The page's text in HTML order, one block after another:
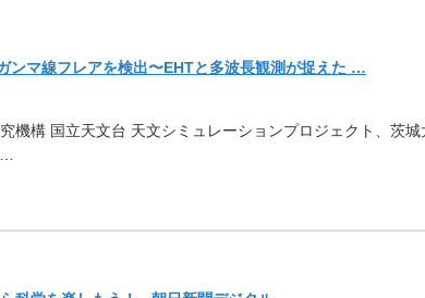
ンマ線フレアを検出〜EHTと多波長観測が捉えた …
機構 国立天文台 天文シミュレーションプロジェクト、茨城
…